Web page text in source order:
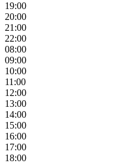
19:00
20:00
21:00
22:00
08:00
09:00
10:00
11:00
12:00
13:00
14:00
15:00
16:00
17:00
18:00